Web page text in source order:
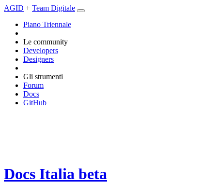
AGID + Team Digitale
Piano Triennale
Le community
Developers
Designers
Gli strumenti
Forum
Docs
GitHub
Docs Italia beta